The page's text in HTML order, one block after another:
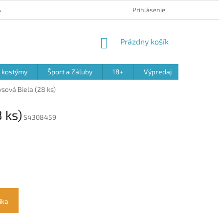
PRODUKTOV OBCHODNÉ PODMIENKY
Prihlásenie
NÁKUPNÝ
Prázdny košík
kostýmy Šport a Záľuby 18+ Výpredaj
Biela (28 ks)
ks) S4308459